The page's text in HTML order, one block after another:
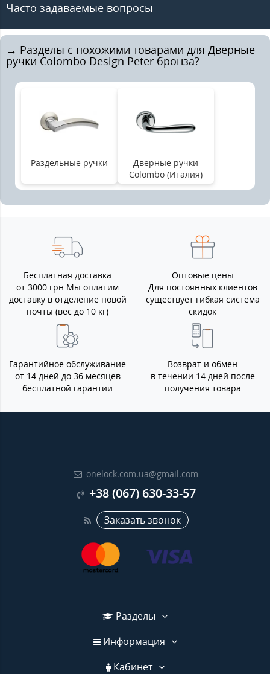
Часто задаваемые вопросы
→ Разделы с похожими товарами для Дверные
ручки Colombo Design Peter бронза?
Раздельные ручки
Дверные ручки
Colombo (Италия)
Бесплатная доставка
от 3000 грн Мы оплатим
доставку в отделение новой
почты (вес до 10 кг)
Оптовые цены
Для постоянных клиентов
существует гибкая система
скидок
Гарантийное обслуживание
от 14 дней до 36 месяцев
бесплатной гарантии
Возврат и обмен
в течении 14 дней после
получения товара
onelock.com.ua@gmail.com
+38 (067) 630-33-57
Заказать звонок
Разделы
Информация
Кабинет